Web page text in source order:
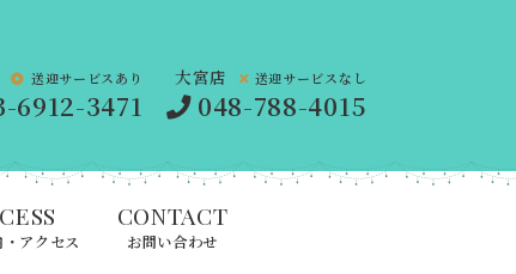
送迎サービスあり
6912-3471
大宮店 送迎サービスなし
048-788-4015
アクセス
CONTACT
お問い合わせ